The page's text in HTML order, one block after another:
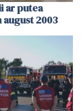
ar putea
2003